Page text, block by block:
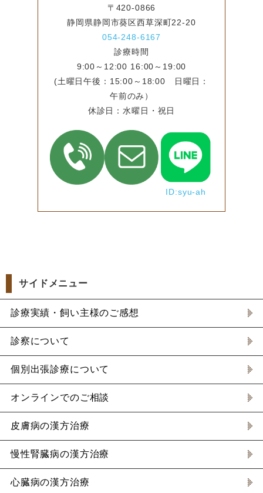
〒420-0866
静岡県静岡市葵区西草深町22-20
054-248-6167
診療時間
9:00～12:00 16:00～19:00
(土曜日午後：15:00～18:00 日曜日：
午前のみ）
休診日：水曜日・祝日
ID:syu-ah
サイドメニュー
診療実績・飼い主様のご感想
診察について
個別出張診療について
オンラインでのご相談
皮膚病の漢方治療
慢性腎臓病の漢方治療
心臓病の漢方治療